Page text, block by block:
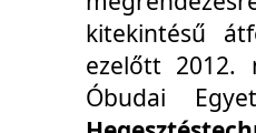
kitekintésű
ezelőtt 2012.
Óbudai